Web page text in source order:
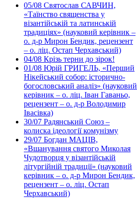
05/08 Святослав САВЧИН,
«Таїнство священства у
візантійській та латинській
традиціях» (науковий керівник –
о. д-р Мирон Бендик, рецензент
– о. ліц. Остап Черхавський)
04/08 Крізь терни до зірок!
01/08 Юрій ГРИГЕЛЬ, «Перший
Нікейський собор: історично-
богословський аналіз» (науковий
керівник – о. ліц. Іван Гаваньо,
рецензент – о. д-р Володимир
Івасівка)
30/07 Радянський Союз –
колиска ідеології комунізму
29/07 Богдан МАЦІВ,
«Вшанування святого Миколая
Чудотворця у візантійській
літургійній традиції» (науковий
керівник – о. д-р Мирон Бендик,
рецензент – о. ліц. Остап
Черхавський)